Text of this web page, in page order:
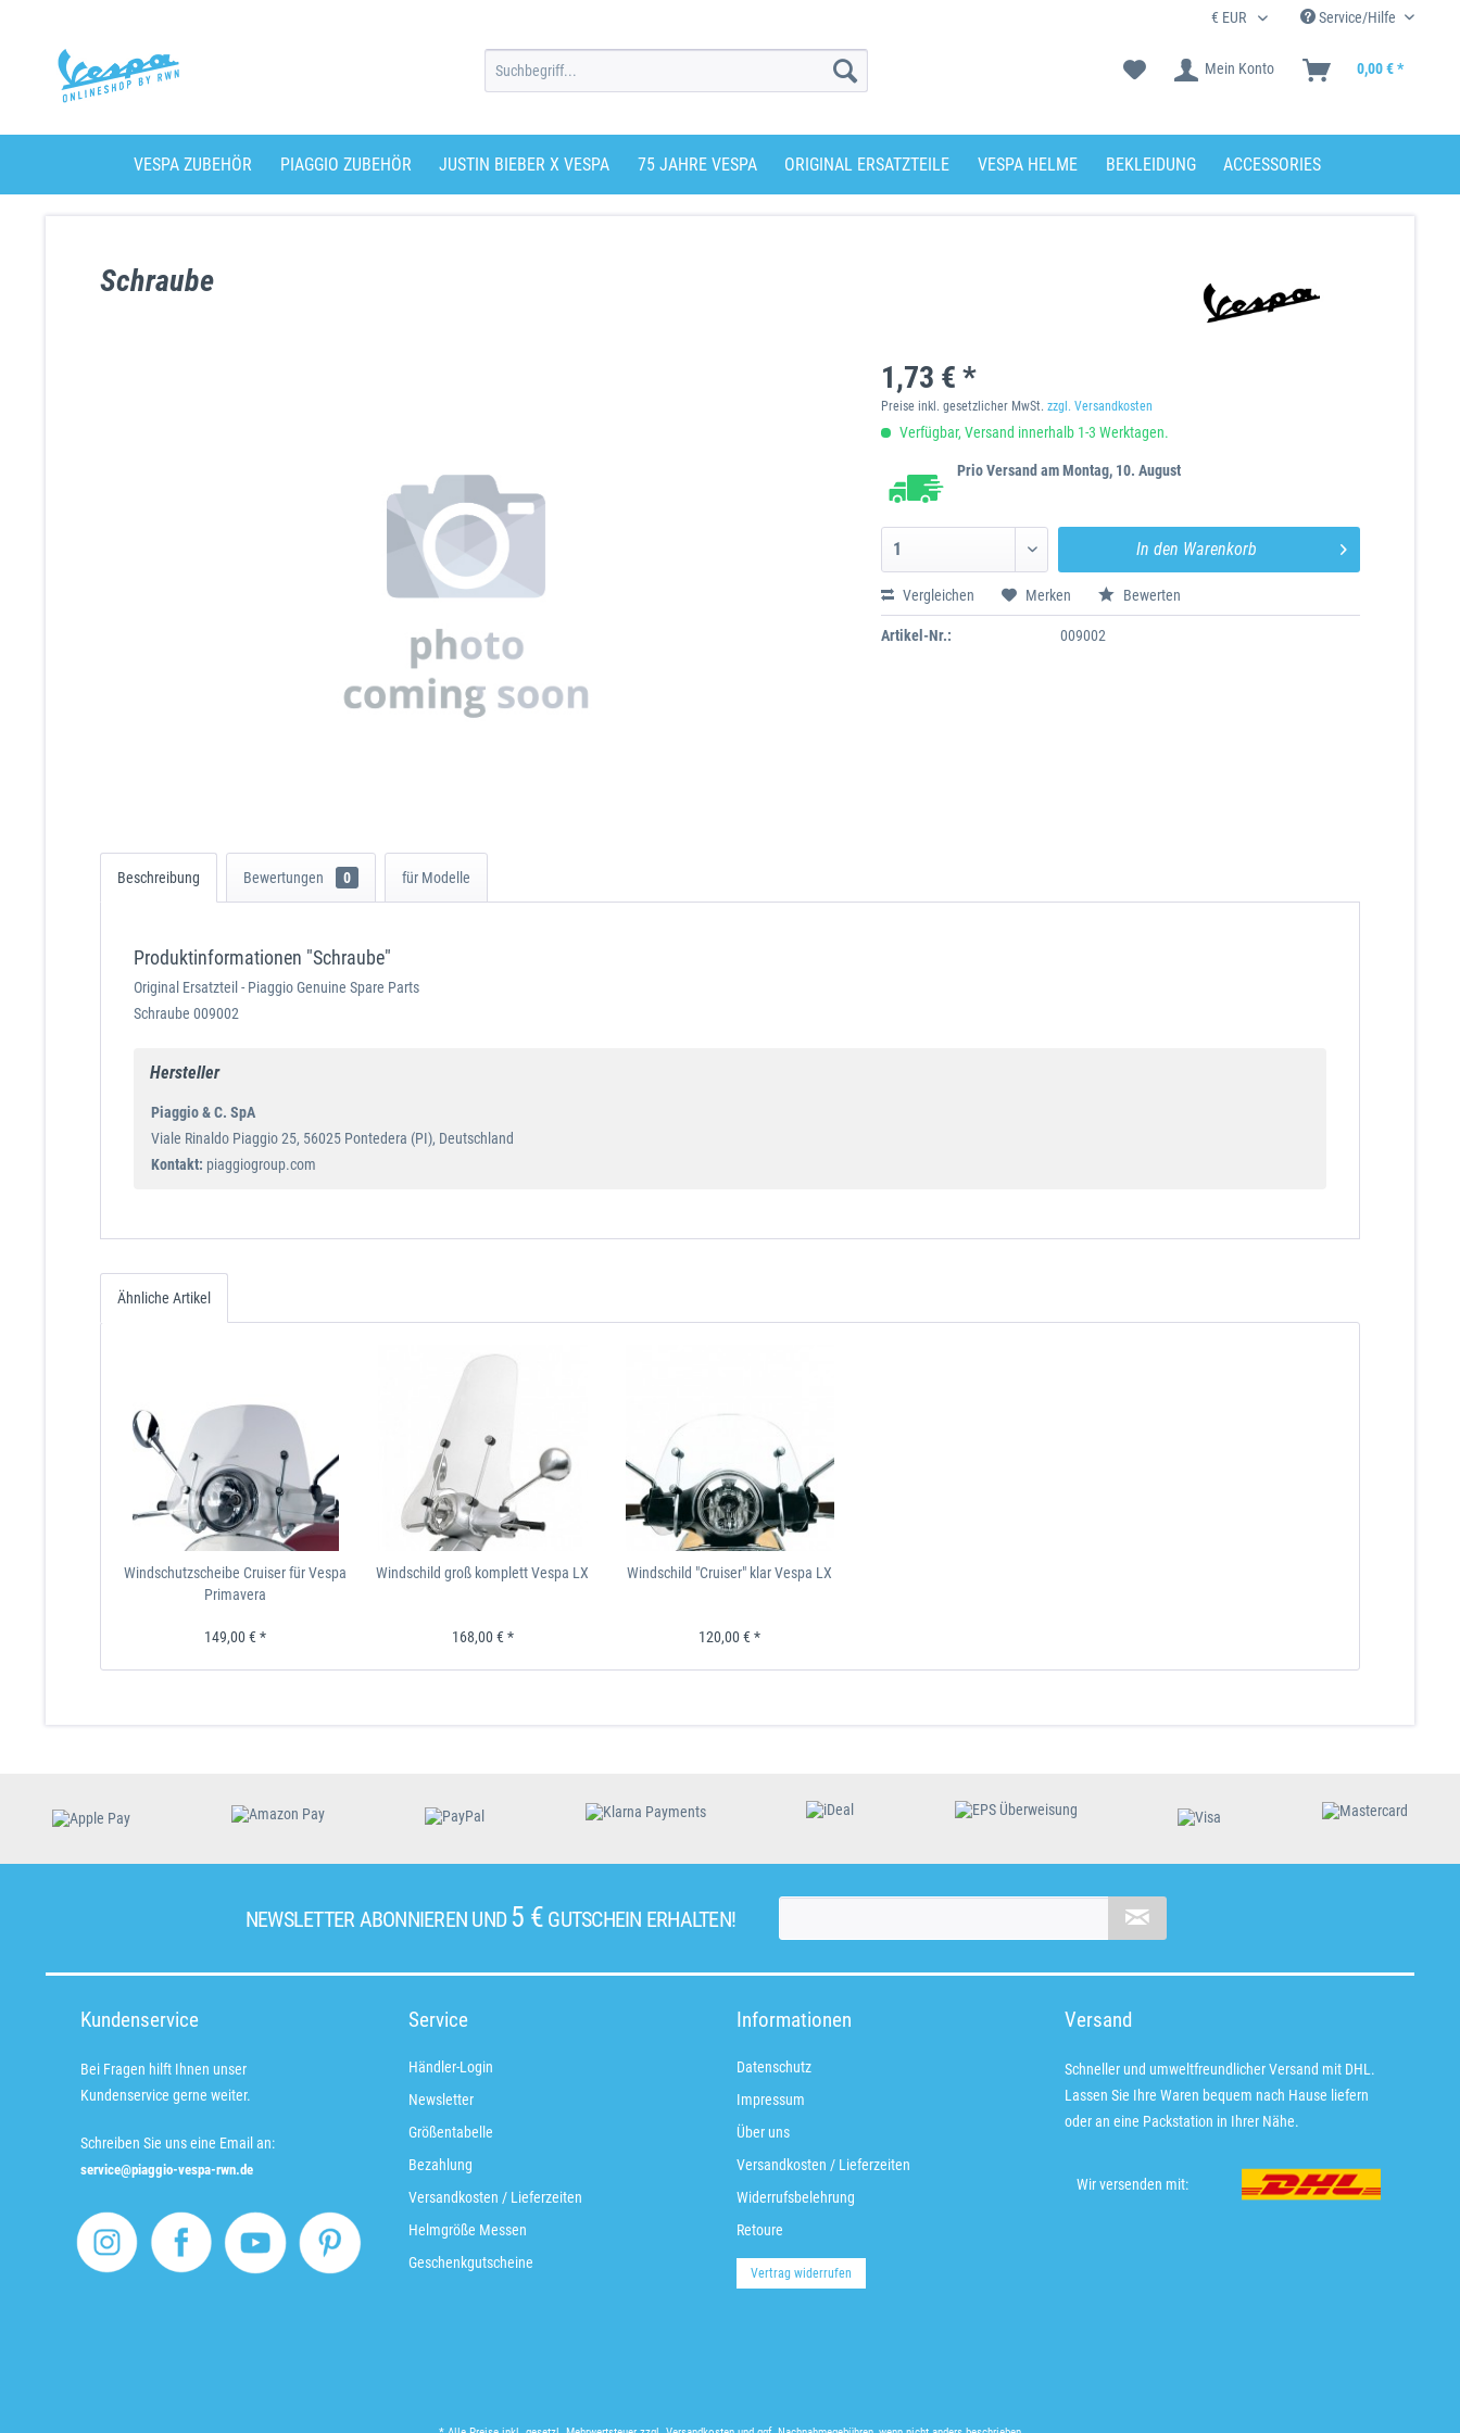
Service/Hilfe
Mein Konto 0,00 € *
VESPA ZUBEHÖR PIAGGIO ZUBEHÖR JUSTIN BIEBER X VESPA 75 JAHRE VESPA ORIGINAL ERSATZTEILE VESPA HELME BEKLEIDUNG ACCESSORIES
Schraube
1,73 € *
Preise inkl. gesetzlicher MwSt.zzgl. Versandkosten
Verfügbar, Versand innerhalb 1-3 Werktagen.
Prio Versand am Montag, 10. August
In den Warenkorb
Vergleichen Merken Bewerten
Artikel-Nr.: 009002
Beschreibung Bewertungen 0 für Modelle
Produktinformationen "Schraube"
Original Ersatzteil - Piaggio Genuine Spare Parts
Schraube 009002
Hersteller
Piaggio & C. SpA
Viale Rinaldo Piaggio 25, 56025 Pontedera (PI), Deutschland
Kontakt: piaggiogroup.com
Ähnliche Artikel
Windschutzscheibe Cruiser für Vespa
Primavera
149,00 € *
Windschild groß komplett Vespa LX
168,00 € *
Windschild "Cruiser" klar Vespa LX
120,00 € *
NEWSLETTER ABONNIEREN UND 5 € GUTSCHEIN ERHALTEN!
Kundenservice
Bei Fragen hilft Ihnen unser
Kundenservice gerne weiter.
Schreiben Sie uns eine Email an:
service@piaggio-vespa-rwn.de
Service
Händler-Login
Newsletter
Größentabelle
Bezahlung
Versandkosten / Lieferzeiten
Helmgröße Messen
Geschenkgutscheine
Informationen
Datenschutz
Impressum
Über uns
Versandkosten / Lieferzeiten
Widerrufsbelehrung
Retoure
Vertrag widerrufen
Versand
Schneller und umweltfreundlicher Versand mit DHL.
Lassen Sie Ihre Waren bequem nach Hause liefern
oder an eine Packstation in Ihrer Nähe.
Wir versenden mit: